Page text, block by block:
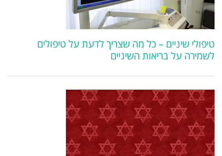
טיפולי שיניים – כל מה שצריך לדעת על טיפולים
לשמירה על בריאות השיניים